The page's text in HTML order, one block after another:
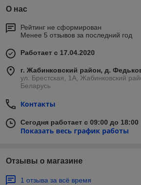
О нас
Рейтинг не сформирован
Менее 5 отзывов за последний год
Работает с 17.04.2020
г. Жабинковский район, д.
ул. Брестская, 1А, Жабинковский
Беларусь
Контакты
Сегодня работает с 09:00 до 18:00
Показать весь график работы
Отзывы о магазине
1 отзыва за всё время